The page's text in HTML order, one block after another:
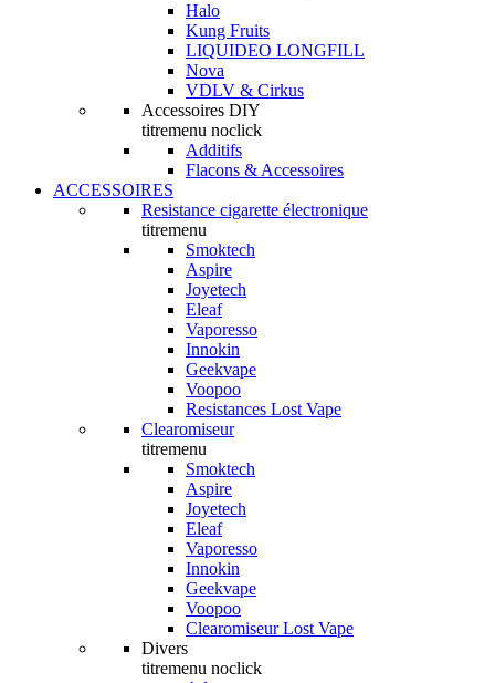
Halo
Kung Fruits
LIQUIDEO LONGFILL
Nova
VDLV & Cirkus
Accessoires DIY
titremenu noclick
Additifs
Flacons & Accessoires
ACCESSOIRES
Resistance cigarette électronique
titremenu
Smoktech
Aspire
Joyetech
Eleaf
Vaporesso
Innokin
Geekvape
Voopoo
Resistances Lost Vape
Clearomiseur
titremenu
Smoktech
Aspire
Joyetech
Eleaf
Vaporesso
Innokin
Geekvape
Voopoo
Clearomiseur Lost Vape
Divers
titremenu noclick